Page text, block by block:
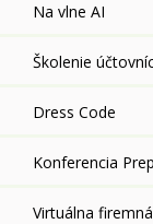
Na vlne AI
Školenie
Dress Code
Konferencia
Virtuálna